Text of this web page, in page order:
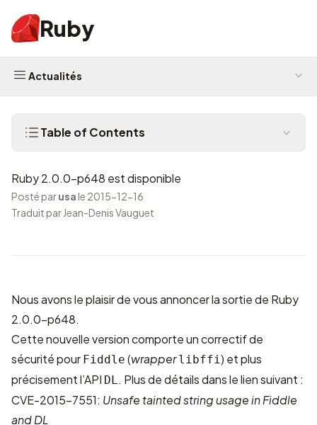
Ruby
Actualités
Table of Contents
Ruby 2.0.0-p648 est disponible
Posté parusa le 2015-12-16
Traduit par Jean-Denis Vauguet
Nous avons le plaisir de vous annoncer la sortie de Ruby
2.0.0-p648.
Cette nouvelle version comporte un correctif de
sécurité pour Fiddle (wrapper libffi) et plus
précisementl’API DL. Plus de détails dans le lien suivant :
CVE-2015-7551: Unsafe tainted string usage in Fiddle
and DL